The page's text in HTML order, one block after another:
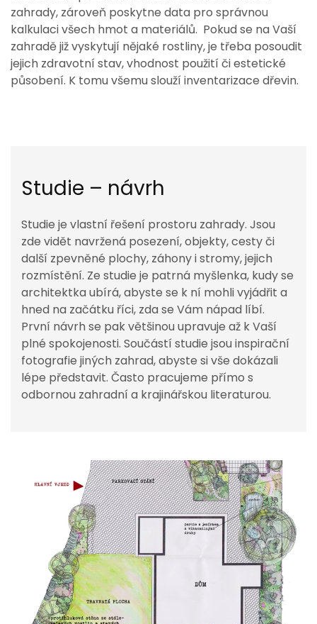
zahrady, zároveň poskytne data pro správnou
kalkulaci všech hmot a materiálů. Pokud se na Vaší
zahradě již vyskytují nějaké rostliny, je třeba posoudit
jejich zdravotní stav, vhodnost použití či estetické
působení. K tomu všemu slouží inventarizace dřevin.
Studie – návrh
Studie je vlastní řešení prostoru zahrady. Jsou
zde vidět navržená posezení, objekty, cesty či
další zpevněné plochy, záhony i stromy, jejich
rozmístění. Ze studie je patrná myšlenka, kudy se
architektka ubírá, abyste se k ní mohli vyjádřit a
hned na začátku říci, zda se Vám nápad líbí.
První návrh se pak většinou upravuje až k Vaší
plné spokojenosti. Součástí studie jsou inspirační
fotografie jiných zahrad, abyste si vše dokázali
lépe představit. Často pracujeme přímo s
odbornou zahradní a krajinářskou literaturou.
Zobrazit